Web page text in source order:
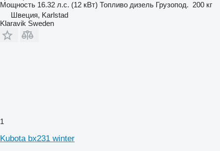
Мощность 16.32 л.с. (12 кВт) Топливо дизель Грузопод. 200 кг
Швеция, Karlstad
Klaravik Sweden
1
Kubota bx231 winter